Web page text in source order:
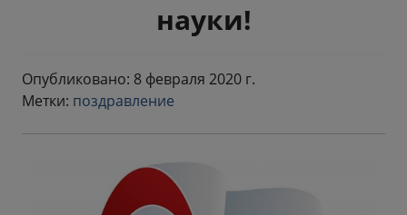
науки!
Опубликовано: 8 февраля 2020 г.
Метки: поздравление